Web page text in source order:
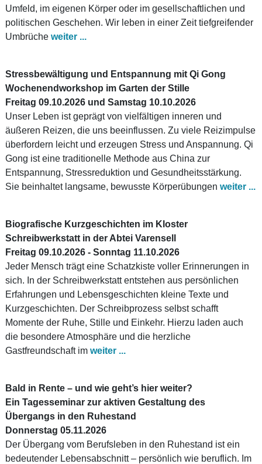
Umfeld, im eigenen Körper oder im gesellschaftlichen und
politischen Geschehen. Wir leben in einer Zeit tiefgreifender
Umbrüche weiter ...
Stressbewältigung und Entspannung mit Qi Gong
Wochenendworkshop im Garten der Stille
Freitag 09.10.2026 und Samstag 10.10.2026
Unser Leben ist geprägt von vielfältigen inneren und
äußeren Reizen, die uns beeinflussen. Zu viele Reizimpulse
überfordern leicht und erzeugen Stress und Anspannung. Qi
Gong ist eine traditionelle Methode aus China zur
Entspannung, Stressreduktion und Gesundheitsstärkung.
Sie beinhaltet langsame, bewusste Körperübungen weiter ...
Biografische Kurzgeschichten im Kloster
Schreibwerkstatt in der Abtei Varensell
Freitag 09.10.2026 - Sonntag 11.10.2026
Jeder Mensch trägt eine Schatzkiste voller Erinnerungen in
sich. In der Schreibwerkstatt entstehen aus persönlichen
Erfahrungen und Lebensgeschichten kleine Texte und
Kurzgeschichten. Der Schreibprozess selbst schafft
Momente der Ruhe, Stille und Einkehr. Hierzu laden auch
die besondere Atmosphäre und die herzliche
Gastfreundschaft im weiter ...
Bald in Rente – und wie geht’s hier weiter?
Ein Tagesseminar zur aktiven Gestaltung des
Übergangs in den Ruhestand
Donnerstag 05.11.2026
Der Übergang vom Berufsleben in den Ruhestand ist ein
bedeutender Lebensabschnitt – persönlich wie beruflich. Im